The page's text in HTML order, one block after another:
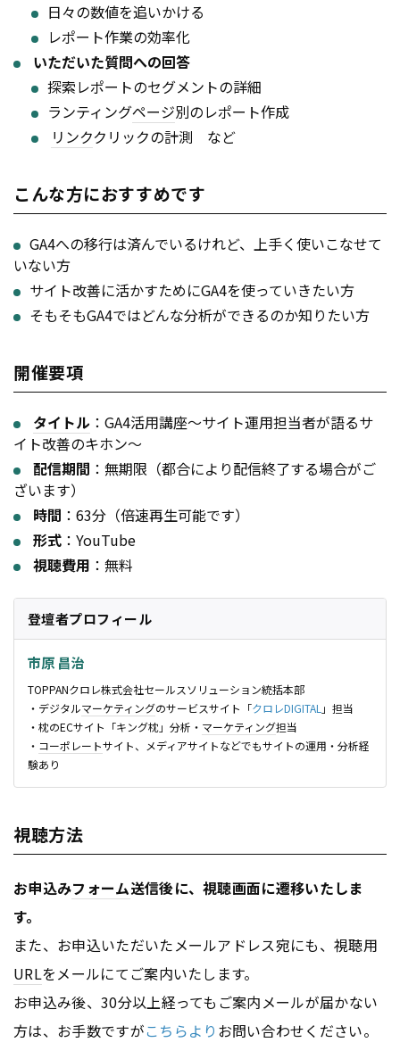
日々の数値を追いかける
レポート作業の効率化
いただいた質問への回答
探索レポートのセグメントの詳細
ランティングページ別のレポート作成
リンククリックの計測 など
こんな方におすすめです
GA4への移行は済んでいるけれど、上手く使いこなせて
いない方
サイト改善に活かすためにGA4を使っていきたい方
そもそもGA4ではどんな分析ができるのか知りたい方
開催要項
タイトル ：GA4活用講座～サイト運用担当者が語るサ
イト改善のキホン～
配信期間 ：無期限（都合により配信終了する場合がご
ざいます）
時間 ：63分（倍速再生可能です）
形式 ：YouTube
視聴費用 ：無料
登壇者プロフィール
市原 昌治
TOPPANクロレ株式会社セールスソリューション統括本部
・デジタルマーケティングのサービスサイト「クロレDIGITAL」担当
・枕のECサイト「キング枕」分析・ マーケティング担当
・ コーポレートサイト、メディアサイトなどでもサイトの運用・分析経
験あり
視聴方法
お申込みフォーム送信後に、視聴画面に遷移いたしま
す。
また、お申込いただいたメールアドレス宛にも、視聴用
URLをメールにてご案内いたします。
お申込み後、30分以上経ってもご案内メールが届かない
方は、お手数ですがこちらより お問い合わせください。